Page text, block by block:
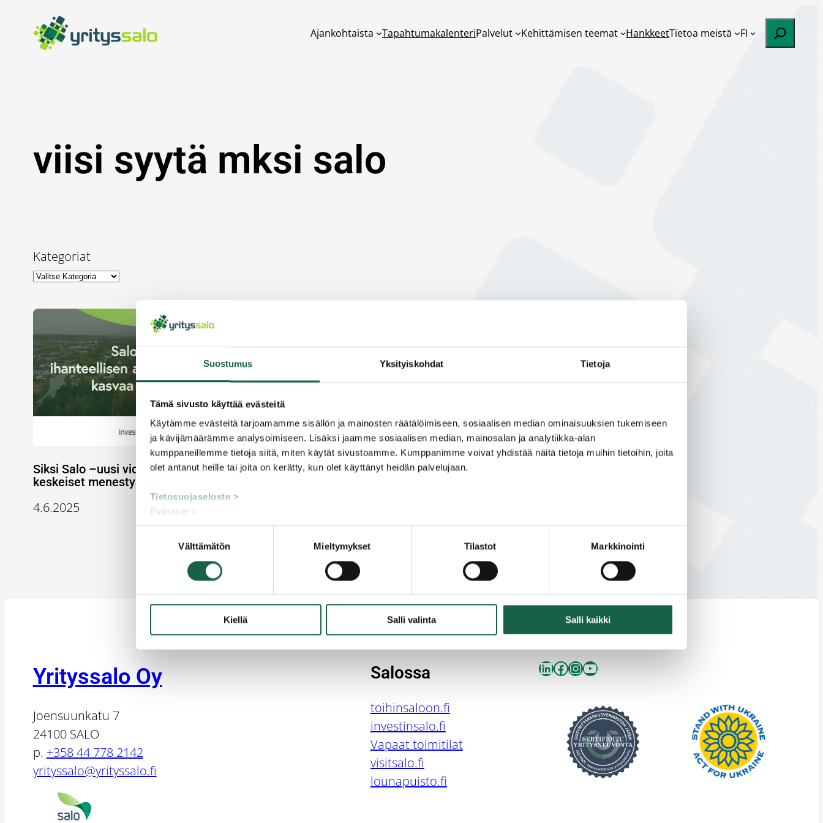
Suostumus Yksityiskohdat Tietoja
Tämä sivusto käyttää evästeitä
Käytämme evästeitä tarjoamamme sisällön ja mainosten räätälöimiseen, sosiaalisen median ominaisuuksien tukemiseen
ja kävijämäärämme analysoimiseen. Lisäksi jaamme sosiaalisen median, mainosalan ja analytiikka-alan
kumppaneillemme tietoja siitä, miten käytät sivustoamme. Kumppanimme voivat yhdistää näitä tietoja muihin tietoihin, joita
olet antanut heille tai joita on kerätty, kun olet käyttänyt heidän palvelujaan.
Tietosuojaseloste >
Evästeet >
Välttämätön Mieltymykset Tilastot Markkinointi
Kiellä Salli valinta Salli kaikki
sisältöön
Ajankohtaista TapahtumakalenteriPalvelut Kehittämisen teemat HankkeetTietoa meistä FI Etsi
viisi syytä mksi salo
Kategoriat
Siksi Salo –uusi video nostaa esiin Salon
keskeiset menestystekijät yrityksille
4.6.2025
Yrityssalo Oy
Joensuunkatu 7
24100 SALO
p. +358 44 778 2142
yrityssalo@yrityssalo.fi
Salossa
toihinsaloon.fi
investinsalo.fi
Vapaat toimitilat
visitsalo.fi
lounapuisto.fi
LinkedIn
Facebook
Instagram
YouTube